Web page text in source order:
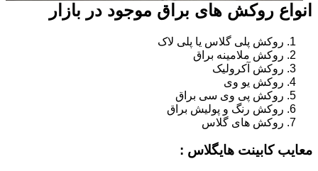
انواع روکش های براق موجود در بازار
روکش پلی گلاس یا پلی لاک
روکش ملامینه براق
روکش آکرولیک
روکش یو وی
روکش پی وی سی براق
روکش رنگ و پولیش براق
روکش های گلاس
معایب کابینت هایگلاس :